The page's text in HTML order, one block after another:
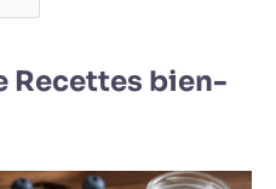
Recettes bien-